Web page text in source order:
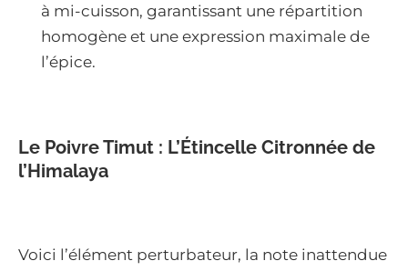
à mi-cuisson, garantissant une répartition
homogène et une expression maximale de
l’épice.
Le Poivre Timut : L’Étincelle Citronnée de
l’Himalaya
Voici l’élément perturbateur, la note inattendue